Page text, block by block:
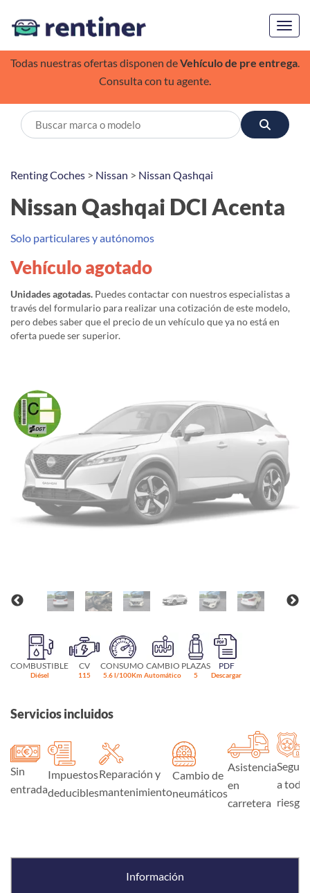
Todas nuestras ofertas disponen deVehículo de pre entrega.
Consulta con tu agente.
Renting Coches > Nissan > Nissan Qashqai
Nissan Qashqai DCI Acenta
Solo particulares y autónomos
Vehículo agotado
Unidades agotadas. Puedes contactar con nuestros especialistas a
través del formulario para realizar una cotización de este modelo,
pero debes saber que el precio de un vehículo que ya no está en
oferta puede ser superior.
COMBUSTIBLE
Diésel
CV
115
CONSUMO
5.6 l/100Km
CAMBIO
Automático
PLAZAS
5
PDF
Descargar
Servicios incluidos
Sin
entrada
Impuestos
deducibles
Reparación y
mantenimiento
Cambio de
neumáticos
Asistencia
en
carretera
Seguro
a todo
riesgo
Información